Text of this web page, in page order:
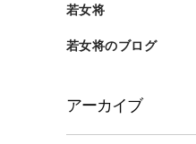
若女将
若女将のブログ
アーカイブ